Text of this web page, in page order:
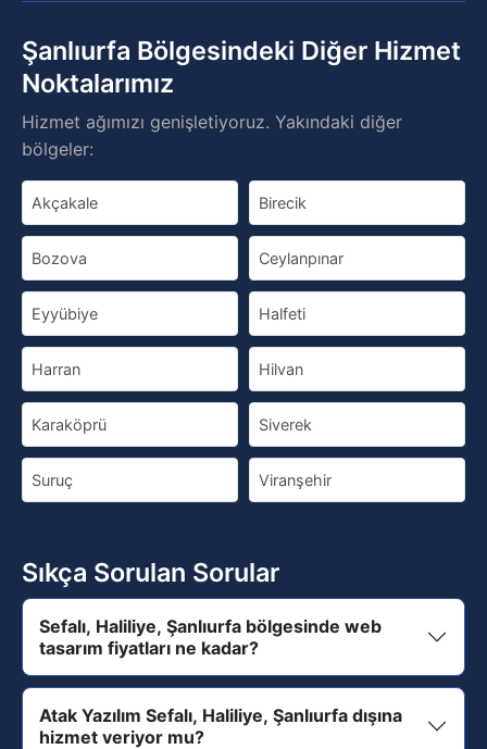
Şanlıurfa Bölgesindeki Diğer Hizmet
Noktalarımız
Hizmet ağımızı genişletiyoruz. Yakındaki diğer
bölgeler:
Akçakale Birecik
Bozova Ceylanpınar
Eyyübiye Halfeti
Harran Hilvan
Karaköprü Siverek
Suruç Viranşehir
Sıkça Sorulan Sorular
Sefalı, Haliliye, Şanlıurfa bölgesinde web
tasarım fiyatları ne kadar?
Atak Yazılım Sefalı, Haliliye, Şanlıurfa dışına
hizmet veriyor mu?